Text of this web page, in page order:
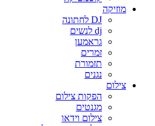
מוזיקה
DJ לחתונה
dj לנשים
גראמען
זמרים
תזמורת
נגנים
צילום
הפקות צילום
מגנטים
צילום וידאו